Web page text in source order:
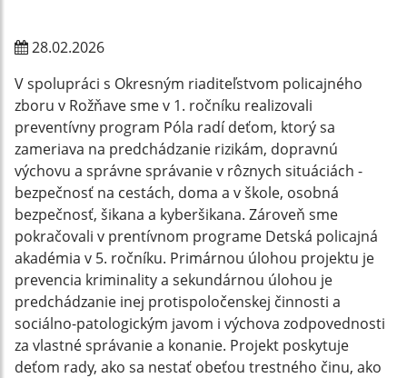
28.02.2026
V spolupráci s Okresným riaditeľstvom policajného
zboru v Rožňave sme v 1. ročníku realizovali
preventívny program Póla radí deťom, ktorý sa
zameriava na predchádzanie rizikám, dopravnú
výchovu a správne správanie v rôznych situáciách -
bezpečnosť na cestách, doma a v škole, osobná
bezpečnosť, šikana a kyberšikana. Zároveň sme
pokračovali v prentívnom programe Detská policajná
akadémia v 5. ročníku. Primárnou úlohou projektu je
prevencia kriminality a sekundárnou úlohou je
predchádzanie inej protispoločenskej činnosti a
sociálno-patologickým javom i výchova zodpovednosti
za vlastné správanie a konanie. Projekt poskytuje
deťom rady, ako sa nestať obeťou trestného činu, ako